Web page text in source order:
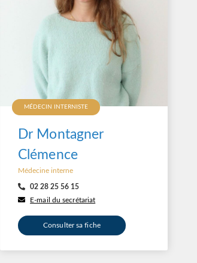
MÉDECIN INTERNISTE
Dr Montagner
Clémence
Médecine interne
02 28 25 56 15
E-mail du secrétariat
Consulter sa fiche